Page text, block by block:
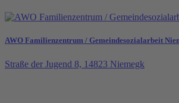
AWO Familienzentrum / Gemeindesozialarbeit
Straße der Jugend 8, 14823 Niemegk